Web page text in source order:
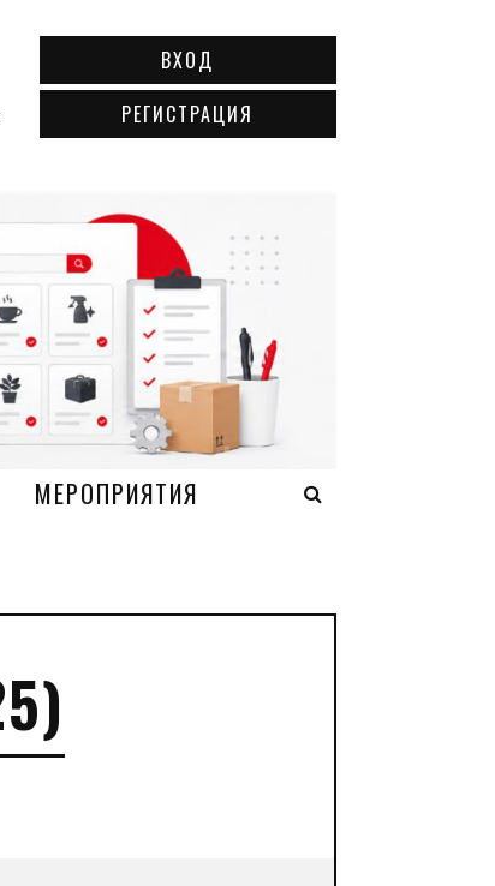
ВХОД
РЕГИСТРАЦИЯ
МЕРОПРИЯТИЯ